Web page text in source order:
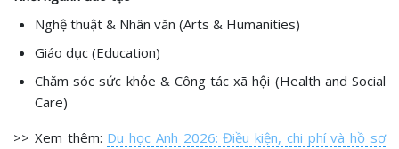
Nghệ thuật & Nhân văn (Arts & Humanities)
Giáo dục (Education)
Chăm sóc sức khỏe & Công tác xã hội (Health and Social
Care)
>> Xem thêm: Du học Anh 2026: Điều kiện, chi phí và hồ sơ